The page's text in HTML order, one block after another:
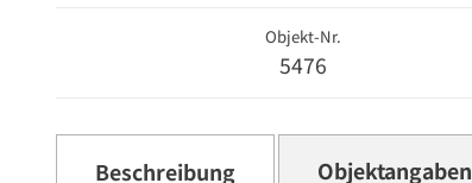
Objekt-Nr.
5476
Beschreibung Objektangaben